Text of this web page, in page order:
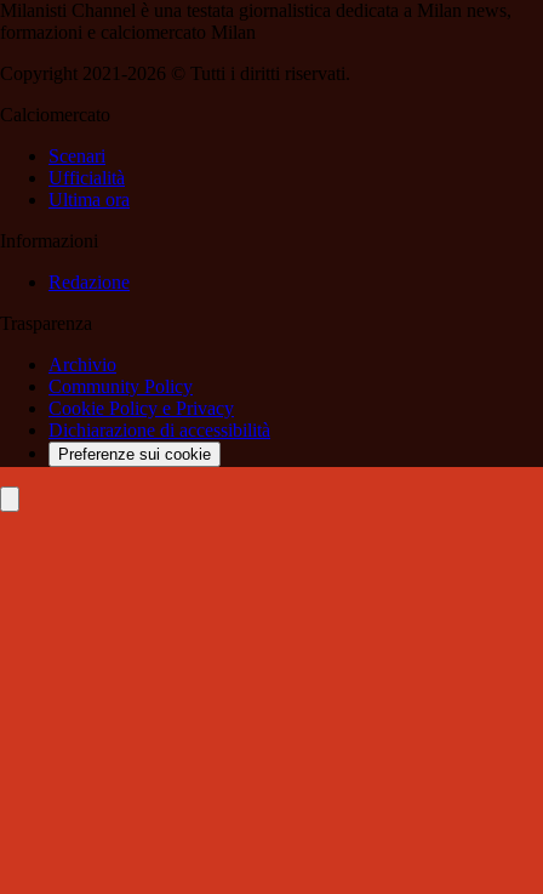
Milanisti Channel è una testata giornalistica dedicata a Milan news,
formazioni e calciomercato Milan
Copyright 2021-2026 © Tutti i diritti riservati.
Calciomercato
Scenari
Ufficialità
Ultima ora
Informazioni
Redazione
Trasparenza
Archivio
Community Policy
Cookie Policy e Privacy
Dichiarazione di accessibilità
Preferenze sui cookie